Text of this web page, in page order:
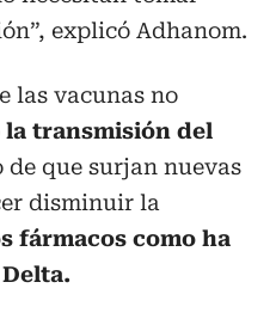
explicó Adhanom.
las vacunas no
la transmisión del
de que surjan nuevas
disminuir la
fármacos como ha